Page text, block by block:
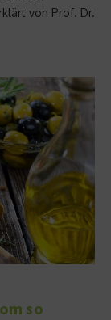
von Prof. Dr.
so